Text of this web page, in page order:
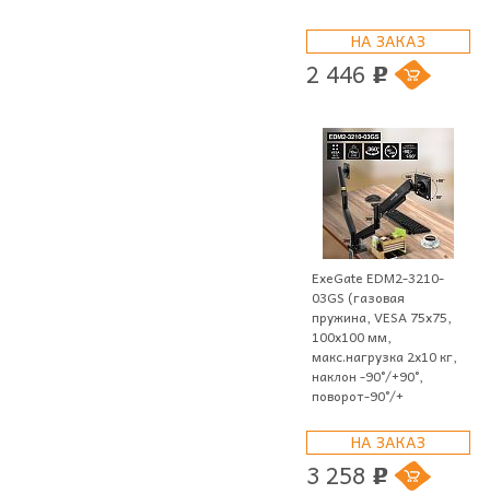
НА ЗАКАЗ
2 446 p
ExeGate EDM2-3210-
03GS (газовая
пружина, VESA 75x75,
100x100 мм,
макс.нагрузка 2х10 кг,
наклон -90°/+90°,
поворот-90°/+
НА ЗАКАЗ
3 258 p